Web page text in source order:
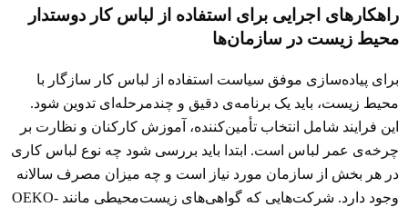
راهکارهای اجرایی برای استفاده از لباس کار دوستدار
محیط زیست در سازمان‌ها
برای پیاده‌سازی موفق سیاست استفاده از لباس کار سازگار با
محیط زیست، باید یک برنامه‌ی دقیق و چندمرحله‌ای تدوین شود.
این فرایند شامل انتخاب تأمین‌کننده، آموزش کارکنان و نظارت بر
چرخه‌ی عمر لباس است. ابتدا باید بررسی شود چه نوع لباس کاری
در هر بخش از سازمان مورد نیاز است و چه میزان مصرف سالانه
وجود دارد. شرکت‌هایی که گواهی‌های زیست‌محیطی مانند OEKO-